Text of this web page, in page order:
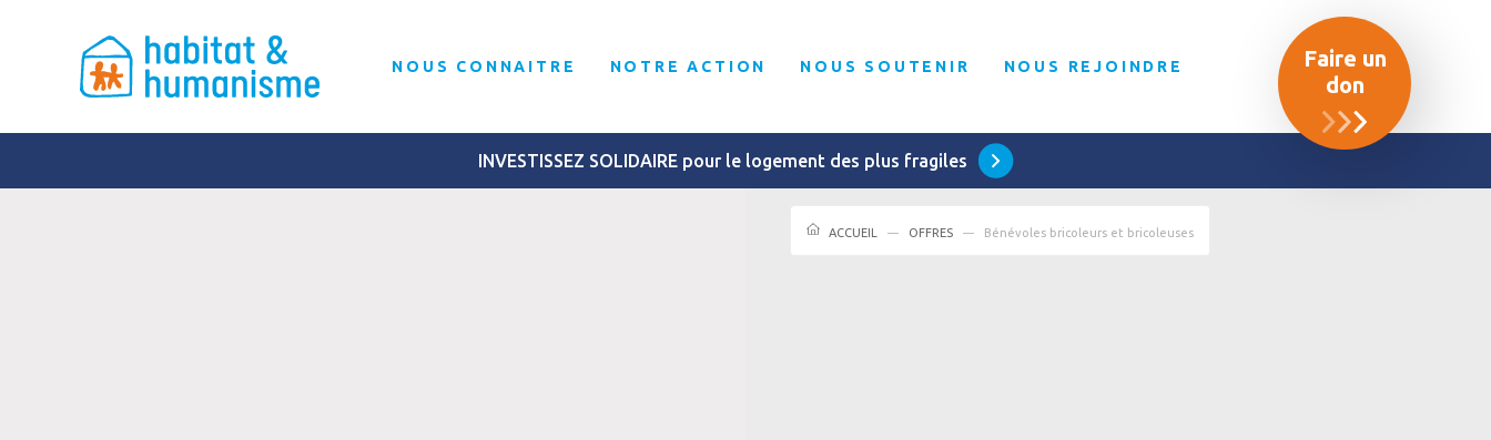
NOUS CONNAITRE NOTRE ACTION NOUS SOUTENIR NOUS REJOINDRE
Faire un
don
INVESTISSEZ SOLIDAIRE pour le logement des plus fragiles
ACCUEIL OFFRES Bénévoles bricoleurs et bricoleuses